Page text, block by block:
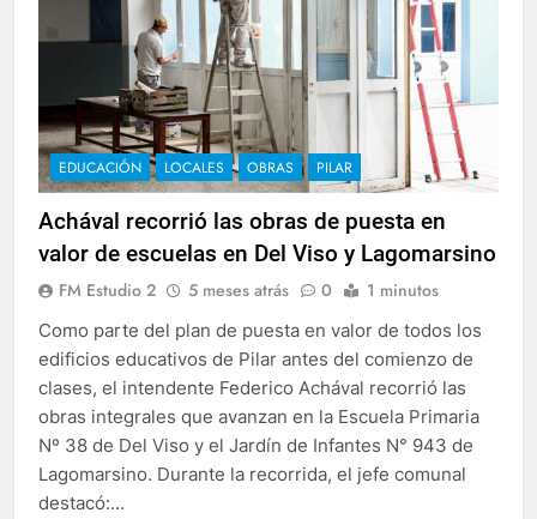
EDUCACIÓN LOCALES OBRAS PILAR
Achával recorrió las obras de puesta en
valor de escuelas en Del Viso y Lagomarsino
FM Estudio 2 5 meses atrás 0 1 minutos
Como parte del plan de puesta en valor de todos los
edificios educativos de Pilar antes del comienzo de
clases, el intendente Federico Achával recorrió las
obras integrales que avanzan en la Escuela Primaria
Nº 38 de Del Viso y el Jardín de Infantes N° 943 de
Lagomarsino. Durante la recorrida, el jefe comunal
destacó:…